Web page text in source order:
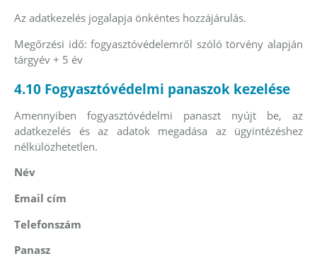
Az adatkezelés jogalapja önkéntes hozzájárulás.
Megőrzési idő:fogyasztóvédelemről szóló törvény alapján
tárgyév + 5 év
4.10 Fogyasztóvédelmi panaszok kezelése
Amennyiben fogyasztóvédelmi panaszt nyújt be, az
adatkezelés és az adatok megadása az ügyintézéshez
nélkülözhetetlen.
Név
Email cím
Telefonszám
Panasz